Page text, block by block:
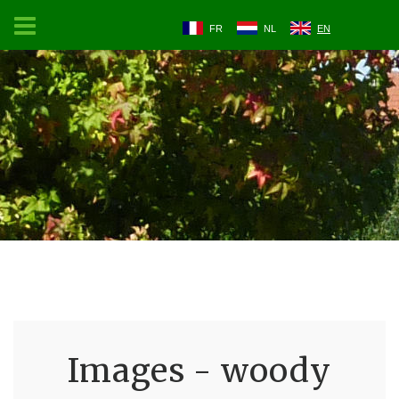
FR NL EN
Images - woody